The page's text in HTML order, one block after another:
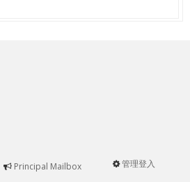
User
管理登入
Principal Mailbox